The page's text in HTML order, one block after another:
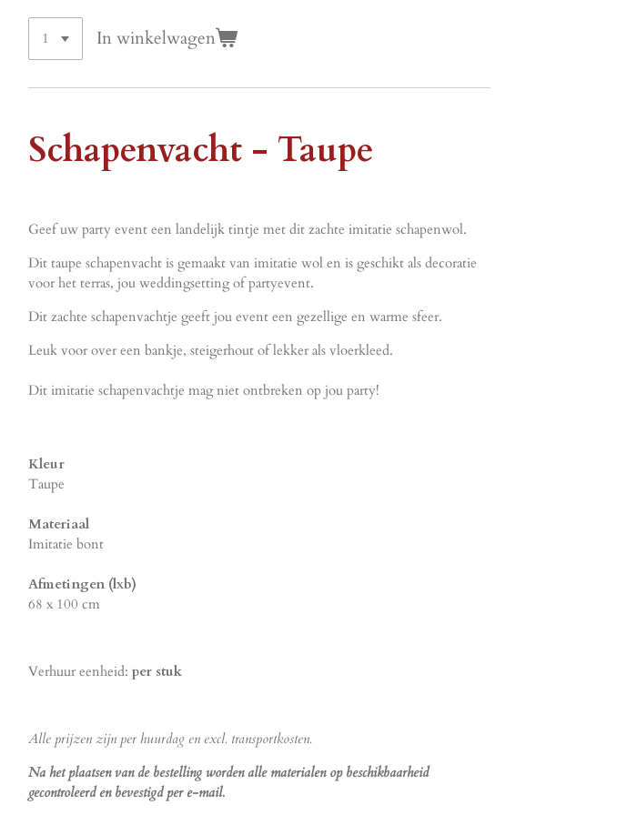
In winkelwagen
Schapenvacht - Taupe
Geef uw party event een landelijk tintje met dit zachte imitatie schapenwol.
Dit taupe schapenvacht is gemaakt van imitatie wol en is geschikt als decoratie
voor het terras, jou weddingsetting of partyevent.
Dit zachte schapenvachtje geeft jou event een gezellige en warme sfeer.
Leuk voor over een bankje, steigerhout of lekker als vloerkleed.
Dit imitatie schapenvachtje mag niet ontbreken op jou party!
Kleur
Taupe
Materiaal
Imitatie bont
Afmetingen (lxb)
68 x 100 cm
Verhuur eenheid: per stuk
Alle prijzen zijn per huurdag en excl. transportkosten.
Na het plaatsen van de bestelling worden alle materialen op beschikbaarheid
gecontroleerd en bevestigd per e-mail.